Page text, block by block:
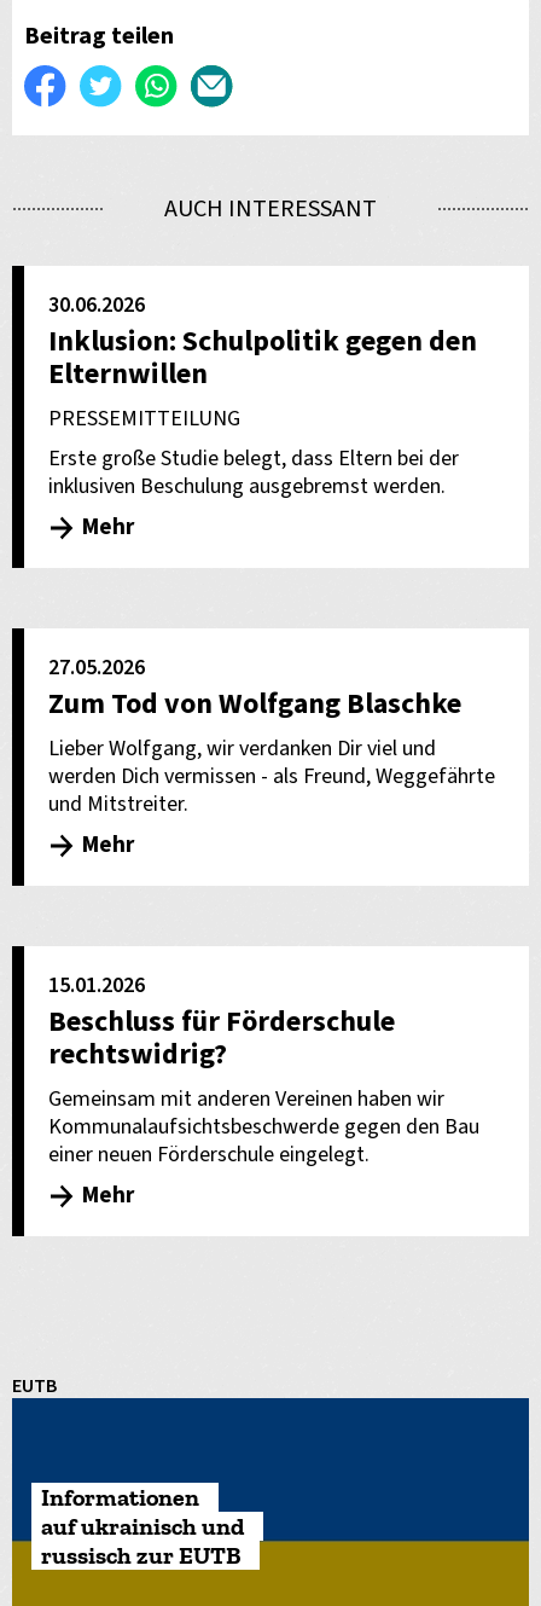
Beitrag teilen
Auf
Twittern WhatsApp
versenden
AUCH INTERESSANT
30.06.2026
Inklusion: Schulpolitik gegen den
Elternwillen
PRESSEMITTEILUNG
Erste große Studie belegt, dass Eltern bei der
inklusiven Beschulung ausgebremst werden.
Mehr
27.05.2026
Zum Tod von Wolfgang Blaschke
Lieber Wolfgang, wir verdanken Dir viel und
werden Dich vermissen - als Freund, Weggefährte
und Mitstreiter.
Mehr
15.01.2026
Beschluss für Förderschule
rechtswidrig?
Gemeinsam mit anderen Vereinen haben wir
Kommunalaufsichtsbeschwerde gegen den Bau
einer neuen Förderschule eingelegt.
Mehr
EUTB
Informationen
auf ukrainisch und
russisch zur EUTB